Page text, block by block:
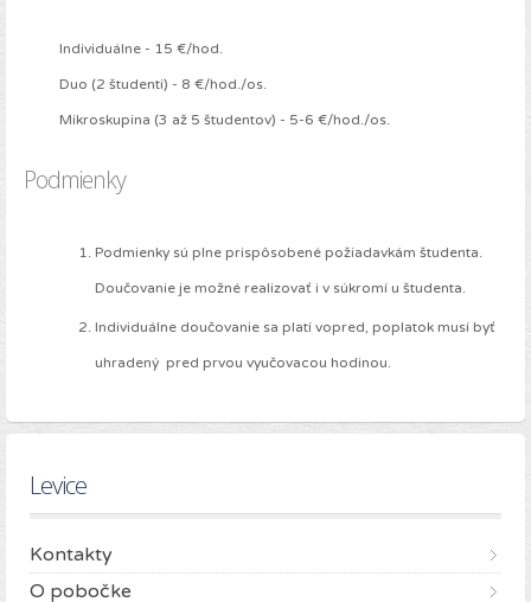
Individuálne - 15 €/hod.
Duo (2 študenti) - 8 €/hod./os.
Mikroskupina (3 až 5 študentov) - 5-6 €/hod./os.
Podmienky
Podmienky sú plne prispôsobené požiadavkám študenta.
Doučovanie je možné realizovať i v súkromí u študenta.
Individuálne doučovanie sa platí vopred, poplatok musí byť
uhradený pred prvou vyučovacou hodinou.
Levice
Kontakty
O pobočke